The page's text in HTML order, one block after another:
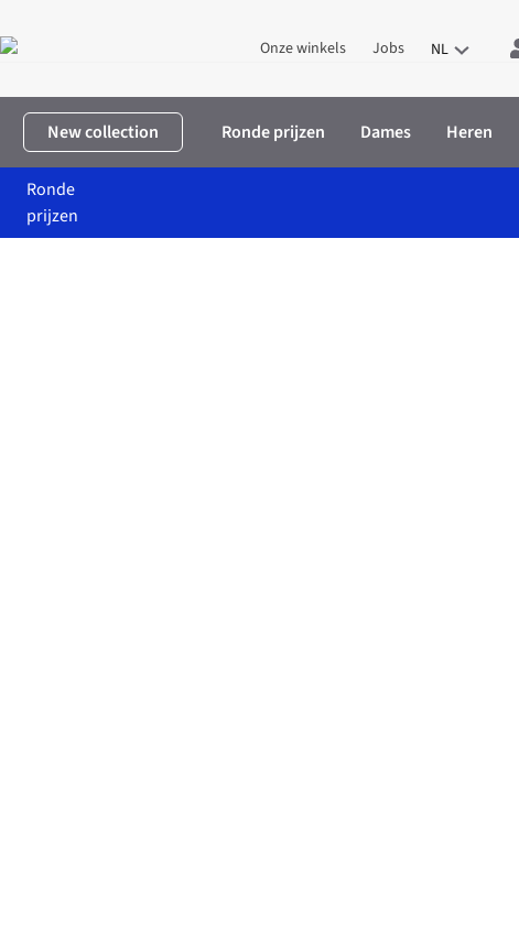
Onze winkels Jobs NL
New collection Ronde prijzen Dames Heren
Ronde
prijzen